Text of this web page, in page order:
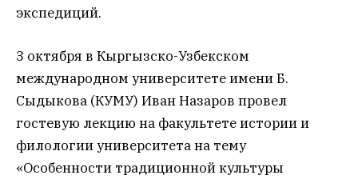
экспедиций.
3 октября в Кыргызско-Узбекском
международном университете имени Б.
Сыдыкова (КУМУ) Иван Назаров провел
гостевую лекцию на факультете истории и
филологии университета на тему
«Особенности традиционной культуры